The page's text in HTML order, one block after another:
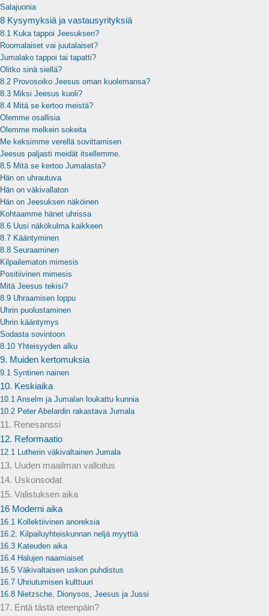
Salajuonia
8 Kysymyksiä ja vastausyrityksiä
8.1 Kuka tappoi Jeesuksen?
Roomalaiset vai juutalaiset?
Jumalako tappoi tai tapatti?
Olitko sinä siellä?
8.2 Provosoiko Jeesus oman kuolemansa?
8.3 Miksi Jeesus kuoli?
8.4 Mitä se kertoo meistä?
Olemme osallisia
Olemme melkein sokeita
Me keksimme verellä sovittamisen
Jeesus paljasti meidät itsellemme.
8.5 Mitä se kertoo Jumalasta?
Hän on uhrautuva
Hän on väkivallaton
Hän on Jeesuksen näköinen
Kohtaamme hänet uhrissa
8.6 Uusi näkökulma kaikkeen
8.7 Kääntyminen
8.8 Seuraaminen
Kilpailematon mimesis
Positiivinen mimesis
Mitä Jeesus tekisi?
8.9 Uhraamisen loppu
Uhrin puolustaminen
Uhrin kääntymys
Sodasta sovintoon
8.10 Yhteisyyden alku
9. Muiden kertomuksia
9.1 Syntinen nainen
10. Keskiaika
10.1 Anselm ja Jumalan loukattu kunnia
10.2 Peter Abelardin rakastava Jumala
11. Renesanssi
12. Reformaatio
12.1 Lutherin väkivaltainen Jumala
13. Uuden maailman valloitus
14. Uskonsodat
15. Valistuksen aika
16 Moderni aika
16.1 Kollektiivinen anoreksia
16.2. Kilpailuyhteiskunnan neljä myyttiä
16.3 Kateuden aika
16.4 Halujen naamiaiset
16.5 Väkivaltaisen uskon puhdistus
16.7 Uhriutumisen kulttuuri
16.8 Nietzsche, Dionysos, Jeesus ja Jussi
17. Entä tästä eteenpäin?